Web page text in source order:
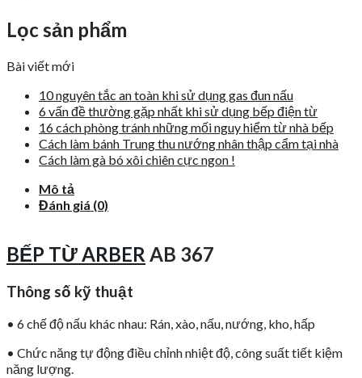
Lọc sản phẩm
Bài viết mới
10 nguyên tắc an toàn khi sử dụng gas đun nấu
6 vấn đề thường gặp nhất khi sử dụng bếp điện từ
16 cách phòng tránh những mối nguy hiểm từ nhà bếp
Cách làm bánh Trung thu nướng nhân thập cẩm tại nhà
Cách làm gà bó xôi chiên cực ngon !
Mô tả
Đánh giá (0)
BẾP TỪ ARBER AB 367
Thông số kỹ thuật
• 6 chế độ nấu khác nhau: Rán, xào, nấu, nướng, kho, hấp
• Chức năng tự động điều chỉnh nhiệt độ, công suất tiết kiệm
năng lượng.